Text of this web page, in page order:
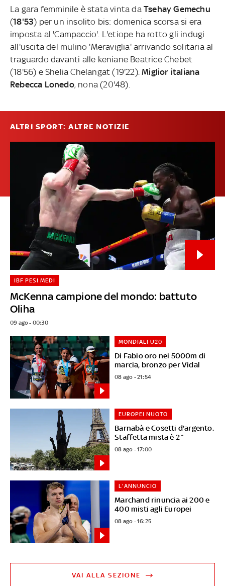
La gara femminile è stata vinta da Tsehay Gemechu
(18'53) per un insolito bis: domenica scorsa si era
imposta al 'Campaccio'. L'etiope ha rotto gli indugi
all'uscita del mulino 'Meraviglia' arrivando solitaria al
traguardo davanti alle keniane Beatrice Chebet
(18'56) e Shelia Chelangat (19'22).Miglior italiana
Rebecca Lonedo, nona (20'48).
ALTRI SPORT: ALTRE NOTIZIE
McKenna campione del mondo: battuto
Oliha
IBF PESI MEDI
09 ago - 00:30
Di Fabio oro nei 5000m di
marcia, bronzo per Vidal
MONDIALI U20
08 ago - 21:54
Barnabà e Cosetti d'argento.
Staffetta mista è 2^
EUROPEI NUOTO
08 ago - 17:00
Marchand rinuncia ai 200 e
400 misti agli Europei
L'ANNUNCIO
08 ago - 16:25
VAI ALLA SEZIONE